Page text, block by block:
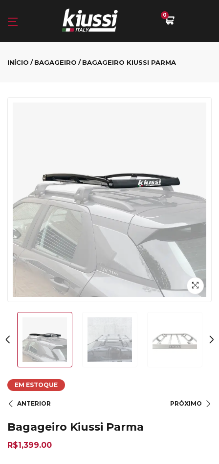
0
INÍCIO BAGAGEIRO BAGAGEIRO KIUSSI PARMA
EM ESTOQUE
ANTERIOR PRÓXIMO
Bagageiro Kiussi Parma
R$1,399.00